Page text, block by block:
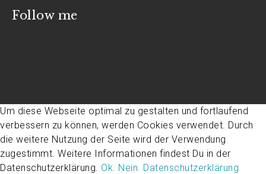
Follow me
Um diese Webseite optimal zu gestalten und fortlaufend
verbessern zu können, werden Cookies verwendet. Durch
die weitere Nutzung der Seite wird der Verwendung
zugestimmt. Weitere Informationen findest Du in der
Datenschutzerklärung. Ok. Nein. Datenschutzerklärung